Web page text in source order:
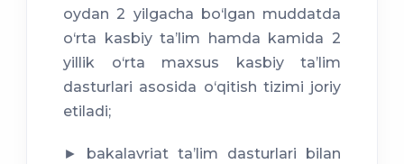
oydan 2 yilgacha bo‘lgan muddatda
o‘rta kasbiy taʼlim hamda kamida 2
yillik o‘rta maxsus kasbiy taʼlim
dasturlari asosida o‘qitish tizimi joriy
etiladi;
► bakalavriat taʼlim dasturlari bilan